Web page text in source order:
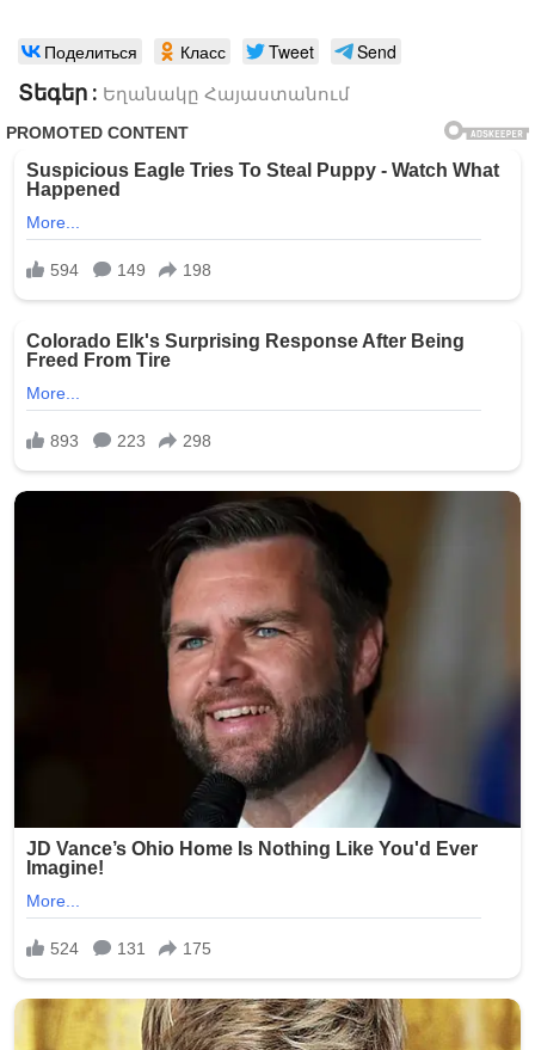
Поделиться Класс Tweet Send
Տեգեր : Եղանակը Հայաստանում